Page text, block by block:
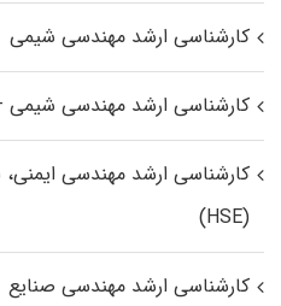
کارشناسی ارشد مهندسی شیمی
کارشناسی ارشد مهندسی شیمی
کارشناسی ارشد مهندسی
(HSE)
کارشناسی ارشد مهندسی صنایع